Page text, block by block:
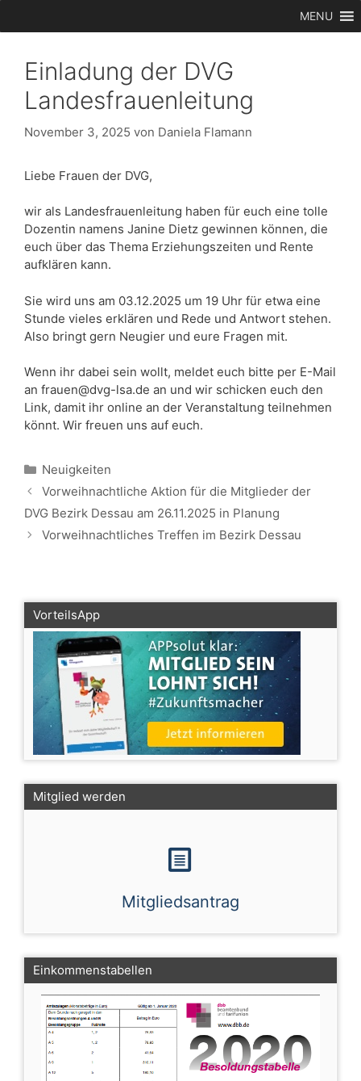
MENU
Einladung der DVG
Landesfrauenleitung
November 3, 2025 von Daniela Flamann
Liebe Frauen der DVG,
wir als Landesfrauenleitung haben für euch eine tolle
Dozentin namens Janine Dietz gewinnen können, die
euch über das Thema Erziehungszeiten und Rente
aufklären kann.
Sie wird uns am 03.12.2025 um 19 Uhr für etwa eine
Stunde vieles erklären und Rede und Antwort stehen.
Also bringt gern Neugier und eure Fragen mit.
Wenn ihr dabei sein wollt, meldet euch bitte per E-Mail
an frauen@dvg-lsa.de an und wir schicken euch den
Link, damit ihr online an der Veranstaltung teilnehmen
könnt. Wir freuen uns auf euch.
Kategorien
Neuigkeiten
Vorweihnachtliche Aktion für die Mitglieder der
DVG Bezirk Dessau am 26.11.2025 in Planung
Vorweihnachtliches Treffen im Bezirk Dessau
VorteilsApp
Mitglied werden
Mitgliedsantrag
Einkommenstabellen